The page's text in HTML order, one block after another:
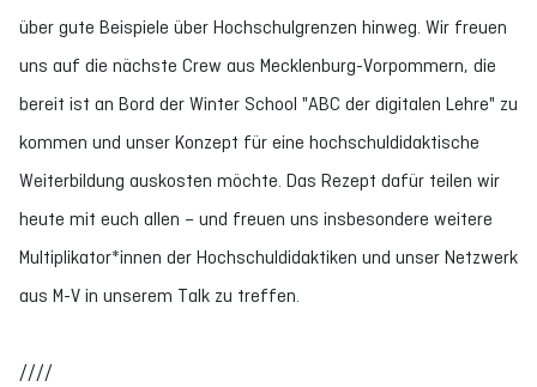
über gute Beispiele über Hochschulgrenzen hinweg. Wir freuen
uns auf die nächste Crew aus Mecklenburg-Vorpommern, die
bereit ist an Bord der Winter School "ABC der digitalen Lehre" zu
kommen und unser Konzept für eine hochschuldidaktische
Weiterbildung auskosten möchte. Das Rezept dafür teilen wir
heute mit euch allen – und freuen uns insbesondere weitere
Multiplikator*innen der Hochschuldidaktiken und unser Netzwerk
aus M-V in unserem Talk zu treffen.
////